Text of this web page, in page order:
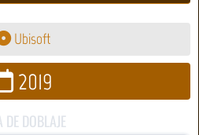
Ubisoft
2019
DE DOBLAJE